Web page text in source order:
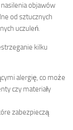
objawów
od sztucznych
uczuleń.
kilku
alergię, co może
czy materiały
zabezpieczą